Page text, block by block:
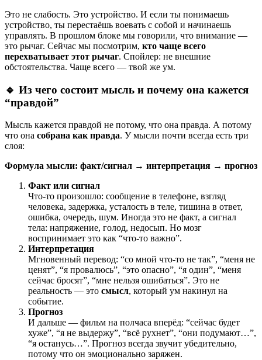
Это не слабость. Это устройство. И если ты понимаешь
устройство, ты перестаёшь воевать с собой и начинаешь
управлять. В прошлом блоке мы говорили, что внимание —
это рычаг. Сейчас мы посмотрим, кто чаще всего
перехватывает этот рычаг. Спойлер: не внешние
обстоятельства. Чаще всего — твой же ум.
🔹 Из чего состоит мысль и почему она кажется
“правдой”
Мысль кажется правдой не потому, что она правда. А потому
что она собрана как правда. У мысли почти всегда есть три
слоя:
Формула мысли: факт/сигнал → интерпретация → прогноз
Факт или сигнал
Что-то произошло: сообщение в телефоне, взгляд
человека, задержка, усталость в теле, тишина в ответ,
ошибка, очередь, шум. Иногда это не факт, а сигнал
тела: напряжение, голод, недосып. Но мозг
воспринимает это как “что-то важно”.
Интерпретация
Мгновенный перевод: “со мной что-то не так”, “меня не
ценят”, “я провалюсь”, “это опасно”, “я один”, “меня
сейчас бросят”, “мне нельзя ошибаться”. Это не
реальность — это смысл, который ум накинул на
событие.
Прогноз
И дальше — фильм на полчаса вперёд: “сейчас будет
хуже”, “я не выдержу”, “всё рухнет”, “они подумают…”,
“я останусь…”. Прогноз всегда звучит убедительно,
потому что он эмоционально заряжен.